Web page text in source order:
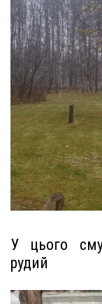
У цього
рудий